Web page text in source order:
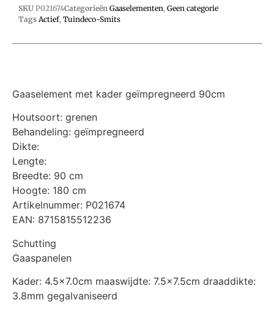
SKU P021674Categorieën Gaaselementen, Geen categorie
Tags Actief, Tuindeco-Smits
Gaaselement met kader geïmpregneerd 90cm
Houtsoort: grenen
Behandeling: geïmpregneerd
Dikte:
Lengte:
Breedte: 90 cm
Hoogte: 180 cm
Artikelnummer: P021674
EAN: 8715815512236
Schutting
Gaaspanelen
Kader: 4.5×7.0cm maaswijdte: 7.5×7.5cm draaddikte:
3.8mm gegalvaniseerd